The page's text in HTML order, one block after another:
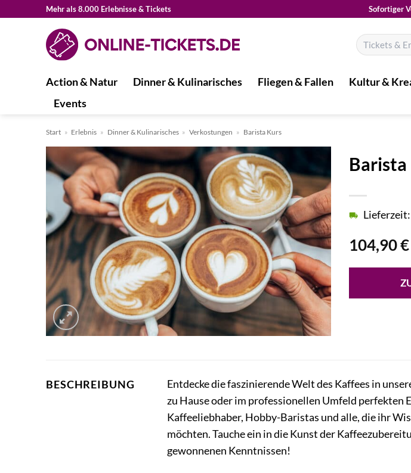
Mehr als 8.000 Erlebnisse & Tickets Sofortiger
Suchen
nach:
Action & Natur Dinner & Kulinarisches Fliegen & Fallen Kultur &
Events
Start » Erlebnis » Dinner & Kulinarisches » Verkostungen » Barista Kurs
104,90€
BESCHREIBUNG Entdecke die faszinierende Welt des Kaffees in
zu Hause oder im professionellen Umfeld perfekten
Kaffeeliebhaber, Hobby-Baristas und alle, die ihr
möchten. Tauche ein in die Kunst der
gewonnenen Kenntnissen!